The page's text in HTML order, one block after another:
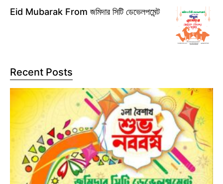
Eid Mubarak From জমিদার সিটি ডেভেলপমেন্ট
Recent Posts